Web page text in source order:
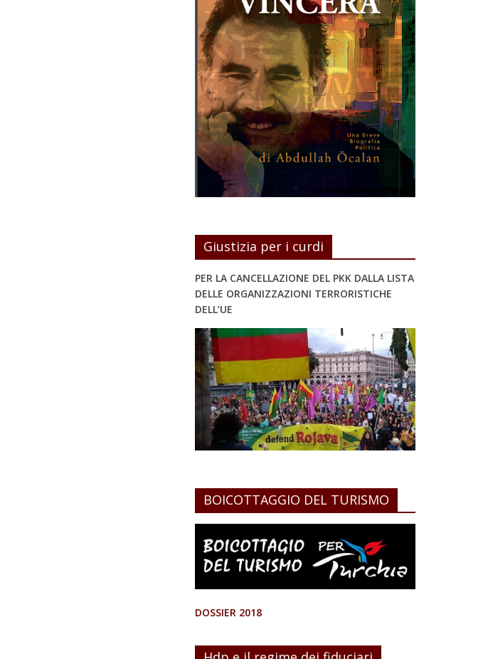
Giustizia per i curdi
PER LA CANCELLAZIONE DEL PKK DALLA LISTA
DELLE ORGANIZZAZIONI TERRORISTICHE
DELL’UE
BOICOTTAGGIO DEL TURISMO
DOSSIER 2018